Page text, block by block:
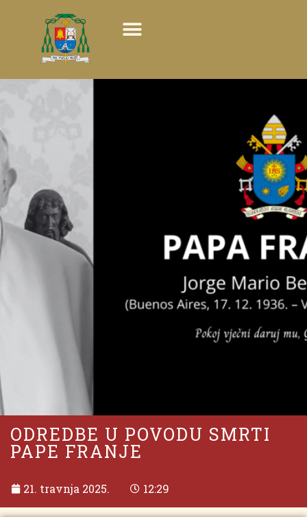
ODREDBE U POVODU SMRTI
PAPE FRANJE
21. travnja 2025. 12:29